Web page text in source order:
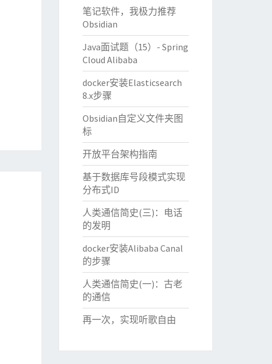
笔记软件，我极力推荐
Obsidian
Java面试题（15）- Spring
Cloud Alibaba
docker安装Elasticsearch
8.x步骤
Obsidian自定义文件夹图
标
开放平台架构指南
基于数据库号段模式实现
分布式ID
人类通信简史(三)：电话
的发明
docker安装Alibaba Canal
的步骤
人类通信简史(一)：古老
的通信
再一次，实现听歌自由